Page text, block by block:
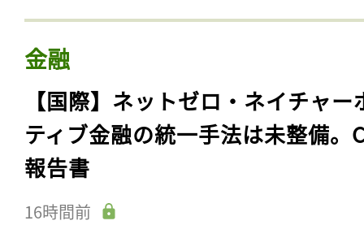
金融
【国際】ネットゼロ・ネイチャー
ティブ金融の統一手法は未整備。
報告書
16時間前